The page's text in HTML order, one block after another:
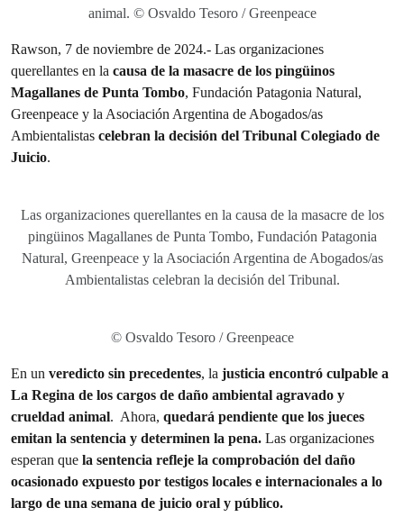
animal. © Osvaldo Tesoro / Greenpeace
Rawson, 7 de noviembre de 2024.- Las organizaciones
querellantes en la causa de la masacre de los pingüinos
Magallanes de Punta Tombo, Fundación Patagonia Natural,
Greenpeace y la Asociación Argentina de Abogados/as
Ambientalistas celebran la decisión del Tribunal Colegiado de
Juicio.
Las organizaciones querellantes en la causa de la masacre de los
pingüinos Magallanes de Punta Tombo, Fundación Patagonia
Natural, Greenpeace y la Asociación Argentina de Abogados/as
Ambientalistas celebran la decisión del Tribunal.
© Osvaldo Tesoro / Greenpeace
En un veredicto sin precedentes, la justicia encontró culpable a
La Regina de los cargos de daño ambiental agravado y
crueldad animal. Ahora, quedará pendiente que los jueces
emitan la sentencia y determinen la pena. Las organizaciones
esperan que la sentencia refleje la comprobación del daño
ocasionado expuesto por testigos locales e internacionales a lo
largo de una semana de juicio oral y público.